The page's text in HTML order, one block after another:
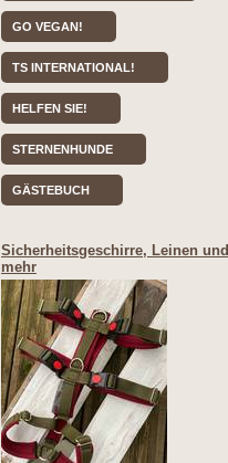
GO VEGAN!
TS INTERNATIONAL!
HELFEN SIE!
STERNENHUNDE
GÄSTEBUCH
Sicherheitsgeschirre, Leinen und
mehr